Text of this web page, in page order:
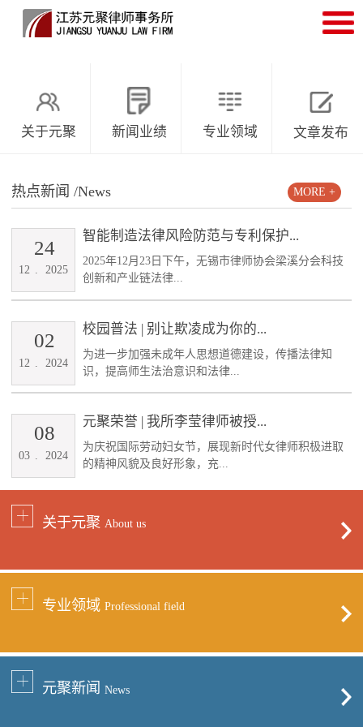
关于元聚 新闻业绩 专业领域 文章发布
热点新闻 /News
智能制造法律风险防范与专利保护...
2025年12月23日下午，无锡市律师协会梁溪分会科技
创新和产业链法律...
12 . 2025
24
校园普法 | 别让欺凌成为你的...
为进一步加强未成年人思想道德建设，传播法律知
识，提高师生法治意识和法律...
12 2024
02
元聚荣誉 | 我所李莹律师被授...
为庆祝国际劳动妇女节，展现新时代女律师积极进取
的精神风貌及良好形象，充...
03 2024
08
MORE +
关于元聚 About us
专业领域 Professional field
元聚新闻 News